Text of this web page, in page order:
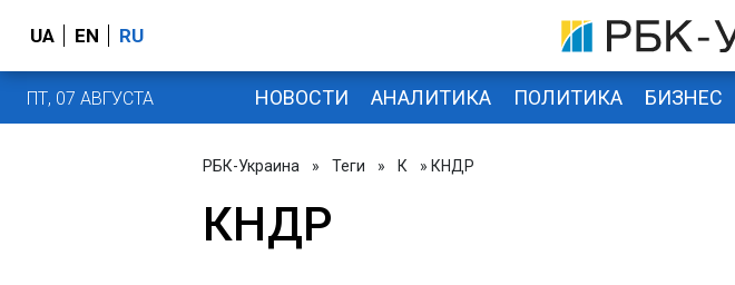
UA EN RU
ПТ, 07 АВГУСТА НОВОСТИ АНАЛИТИКА ПОЛИТИКА БИЗНЕС
РБК-Украина » Теги » К » КНДР
КНДР